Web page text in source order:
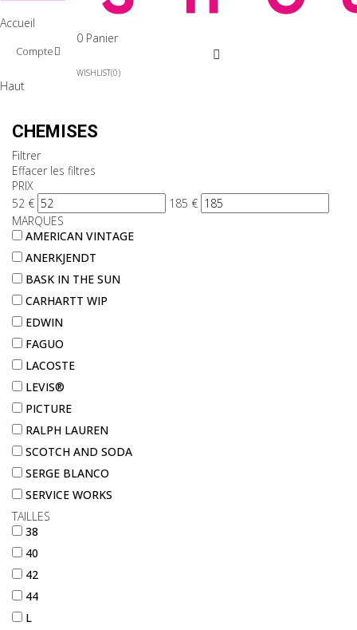
Accueil
Compte
0 Panier
WISHLIST 0
Haut
CHEMISES
Filtrer
Effacer les filtres
PRIX
52 € 185 €
MARQUES
AMERICAN VINTAGE
ANERKJENDT
BASK IN THE SUN
CARHARTT WIP
EDWIN
FAGUO
LACOSTE
LEVIS®
PICTURE
RALPH LAUREN
SCOTCH AND SODA
SERGE BLANCO
SERVICE WORKS
TAILLES
38
40
42
44
L